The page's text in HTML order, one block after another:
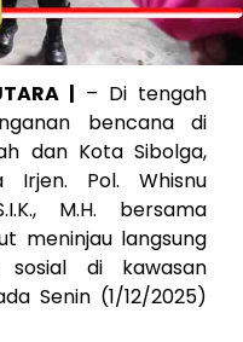
| – Di tengah
bencana di
dan Kota Sibolga,
Irjen. Pol. Whisnu
M.H. bersama
meninjau langsung
sosial di kawasan
Senin (1/12/2025)